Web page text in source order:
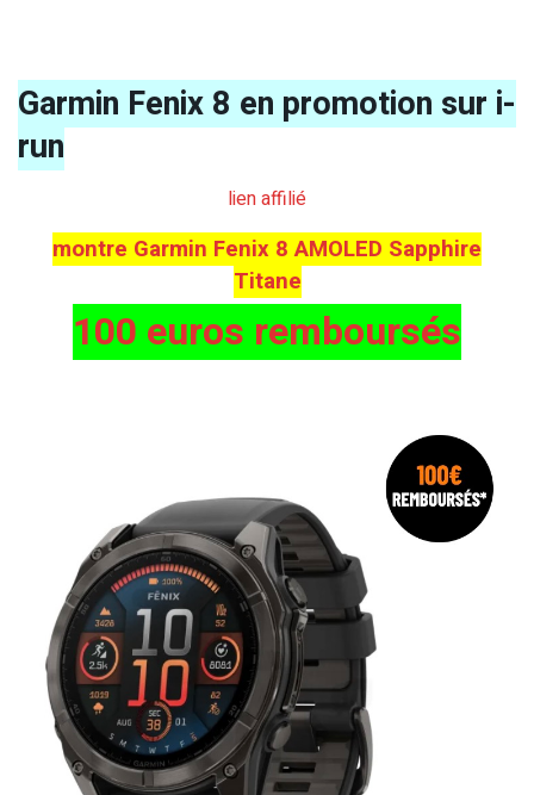
Garmin Fenix 8 en promotion sur i-
run
lien affilié
montre Garmin Fenix 8 AMOLED Sapphire
Titane
100 euros remboursés